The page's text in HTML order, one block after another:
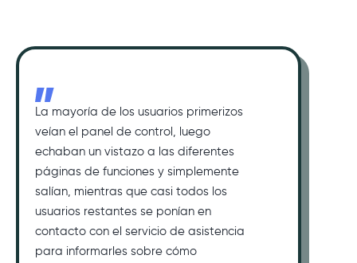
La mayoría de los usuarios primerizos
veían el panel de control, luego
echaban un vistazo a las diferentes
páginas de funciones y simplemente
salían, mientras que casi todos los
usuarios restantes se ponían en
contacto con el servicio de asistencia
para informarles sobre cómo